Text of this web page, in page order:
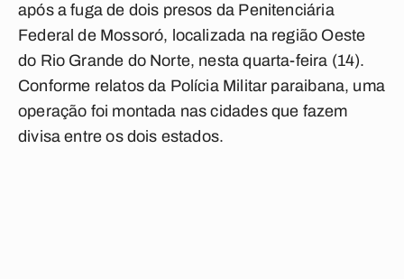
após a fuga de dois presos da Penitenciária
Federal de Mossoró, localizada na região Oeste
do Rio Grande do Norte, nesta quarta-feira (14).
Conforme relatos da Polícia Militar paraibana, uma
operação foi montada nas cidades que fazem
divisa entre os dois estados.